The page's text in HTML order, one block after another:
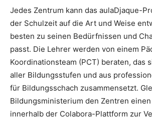
Jedes Zentrum kann das aulaDjaque-
der Schulzeit auf die Art und Weise
besten zu seinen Bedürfnissen und
passt. Die Lehrer werden von einem
Koordinationsteam (PCT) beraten, das
aller Bildungsstufen und aus
für Bildungsschach zusammensetzt.
Bildungsministerium den Zentren
innerhalb der Colabora-Plattform zur